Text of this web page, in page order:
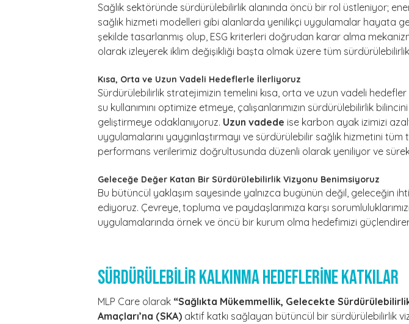
Sağlık sektöründe sürdürülebilirlik alanında öncü bir rol üstleniyor;
sağlık hizmeti modelleri gibi alanlarda yenilikçi uygulamalar hayata
şekilde tasarlanmış olup, ESG kriterleri doğrudan karar alma
olarak izleyerek iklim değişikliği başta olmak üzere tüm
Kısa, Orta ve Uzun Vadeli Hedeflerle İlerliyoruz
Sürdürülebilirlik stratejimizin temelini kısa, orta ve uzun vadeli hedefler
su kullanımını optimize etmeye, çalışanlarımızın sürdürülebilirlik
geliştirmeye odaklanıyoruz. Uzun vadede ise karbon ayak izimizi
uygulamalarını yaygınlaştırmayı ve sürdürülebilir sağlık hizmetini
performans verilerimiz doğrultusunda düzenli olarak yeniliyor ve
Geleceğe Değer Katan Bir Sürdürülebilirlik Vizyonu Benimsiyoruz
Bu bütüncül yaklaşım sayesinde yalnızca bugünün değil, geleceğin
ediyoruz. Çevreye, topluma ve paydaşlarımıza karşı
uygulamalarında örnek ve öncü bir kurum olma hedefimizi
SÜRDÜRÜLEBİLİR KALKINMA HEDEFLERİNE KATKILAR
MLP Care olarak “Sağlıkta Mükemmellik, Gelecekte
Amaçları’na (SKA) aktif katkı sağlayan bütüncül bir sürdürülebilirlik